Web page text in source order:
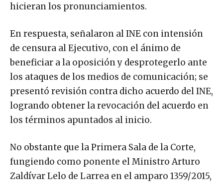
hicieran los pronunciamientos.
En respuesta, señalaron al INE con intensión
de censura al Ejecutivo, con el ánimo de
beneficiar a la oposición y desprotegerlo ante
los ataques de los medios de comunicación; se
presentó revisión contra dicho acuerdo del INE,
logrando obtener la revocación del acuerdo en
los términos apuntados al inicio.
No obstante que la Primera Sala de la Corte,
fungiendo como ponente el Ministro Arturo
Zaldívar Lelo de Larrea en el amparo 1359/2015,